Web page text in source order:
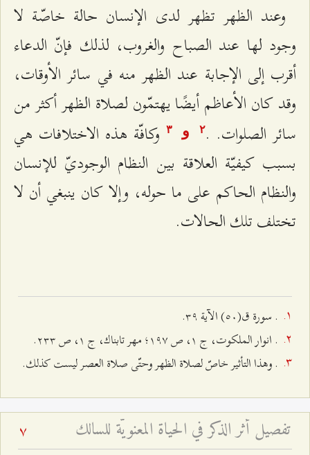
وعند الظهر تظهر لدى الإنسان حالة خاصّة لا
وجود لها عند الصباح والغروب، لذلك فإنّ الدعاء
أقرب إلى الإجابة عند الظهر منه في سائر الأوقات،
وقد كان الأعاظم أيضًا يهتمّون لصلاة الظهر أكثر من
سائر الصلوات. .٢ و ٣
وكافّة هذه الاختلافات هي
بسبب كيفيّة العلاقة بين النظام الوجوديّ للإنسان
والنظام الحاكم على ما حوله، وإلا كان ينبغي أن لا
تختلف تلك الحالات.
. سورة ق(٥۰) الآية ٣٩.
. انوار الملكوت، ج ۱، ص ۱٩۷؛ مهر تابناك، ج ۱، ص ٢٣٣.
. وهذا التأثير خاصّ لصلاة الظهر وحتّى صلاة العصر ليست كذلك.
تفصيل أثر الذكر في الحياة المعنويّة للسالك 7